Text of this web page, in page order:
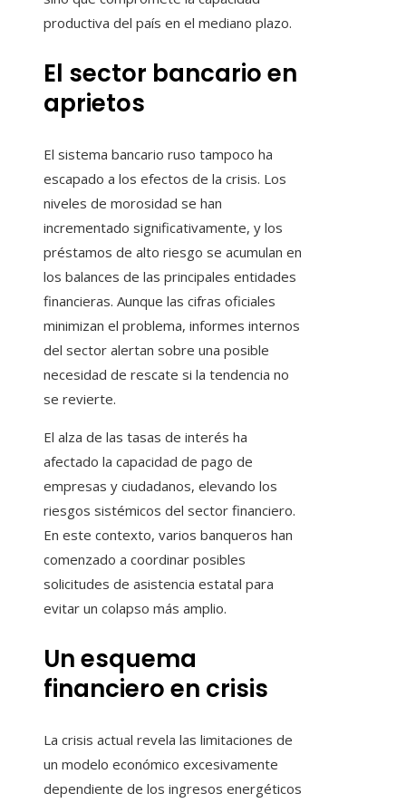
productiva del país en el mediano plazo.
El sector bancario en
aprietos
El sistema bancario ruso tampoco ha
escapado a los efectos de la crisis. Los
niveles de morosidad se han
incrementado significativamente, y los
préstamos de alto riesgo se acumulan en
los balances de las principales entidades
financieras. Aunque las cifras oficiales
minimizan el problema, informes internos
del sector alertan sobre una posible
necesidad de rescate si la tendencia no
se revierte.
El alza de las tasas de interés ha
afectado la capacidad de pago de
empresas y ciudadanos, elevando los
riesgos sistémicos del sector financiero.
En este contexto, varios banqueros han
comenzado a coordinar posibles
solicitudes de asistencia estatal para
evitar un colapso más amplio.
Un esquema
financiero en crisis
La crisis actual revela las limitaciones de
un modelo económico excesivamente
dependiente de los ingresos energéticos